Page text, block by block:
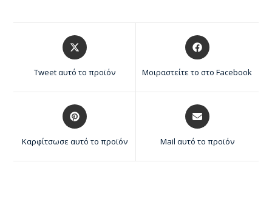
Tweet αυτό το προϊόν Μοιραστείτε το στο Facebook
Καρφίτσωσε αυτό το προϊόν Mail αυτό το προϊόν